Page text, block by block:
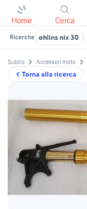
Home Cerca
Ricerche ohlins nix 30
Torna alla ricerca
Subito Accessori moto